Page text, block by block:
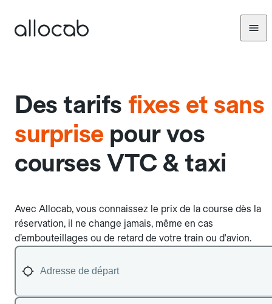
Des tarifs fixes et sans
surprise pour vos
courses VTC & taxi
Avec Allocab, vous connaissez le prix de la course dès la
réservation, il ne change jamais, même en cas
d’embouteillages ou de retard de votre train ou d'avion.